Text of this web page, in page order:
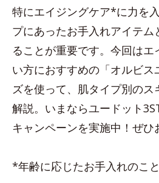
特にエイジングケア*に力を
プにあったお手入れアイテ
ることが重要です。今回はエ
い方におすすめの「オルビス
ズを使って、肌タイプ別の
解説。いまならユードット
キャンペーンを実施中！ぜひ
*年齢に応じたお手入れのこと